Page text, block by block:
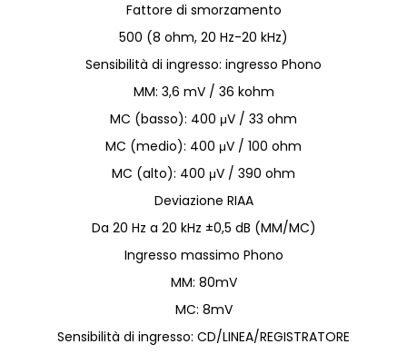
Fattore di smorzamento
500 (8 ohm, 20 Hz-20 kHz)
Sensibilità di ingresso: ingresso Phono
MM: 3,6 mV / 36 kohm
MC (basso): 400 μV / 33 ohm
MC (medio): 400 μV / 100 ohm
MC (alto): 400 μV / 390 ohm
Deviazione RIAA
Da 20 Hz a 20 kHz ±0,5 dB (MM/MC)
Ingresso massimo Phono
MM: 80mV
MC: 8mV
Sensibilità di ingresso: CD/LINEA/REGISTRATORE